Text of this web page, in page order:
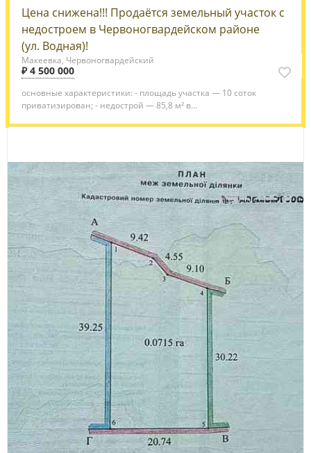
Цена снижена!!! Продаётся земельный участок с
недостроем в Червоногвардейском районе
(ул. Водная)!
Макеевка, Червоногвардейский
₽ 4 500 000
основные характеристики: - площадь участка — 10 соток
приватизирован; - недострой — 85,8 м² в...